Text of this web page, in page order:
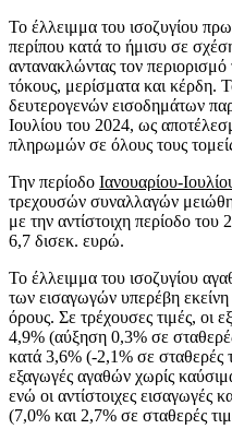
Το έλλειμμα του ισοζυγίου
περίπου κατά το ήμισυ σε
αντανακλώντας τον
τόκους, μερίσματα και κέρδη.
δευτερογενών εισοδημάτων
Ιουλίου του 2024, ως
πληρωμών σε όλους τους
Την περίοδο Ιανουαρίου-
τρεχουσών συναλλαγών
με την αντίστοιχη περίοδο
6,7 δισεκ. ευρώ.
Το έλλειμμα του ισοζυγίου
των εισαγωγών υπερέβη
όρους. Σε τρέχουσες τιμές, οι
4,9% (αύξηση 0,3% σε
κατά 3,6% (-2,1% σε σταθερές
εξαγωγές αγαθών χωρίς
ενώ οι αντίστοιχες εισαγωγές
(7,0% και 2,7% σε σταθερές